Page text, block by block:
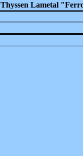
Thyssen Lametal